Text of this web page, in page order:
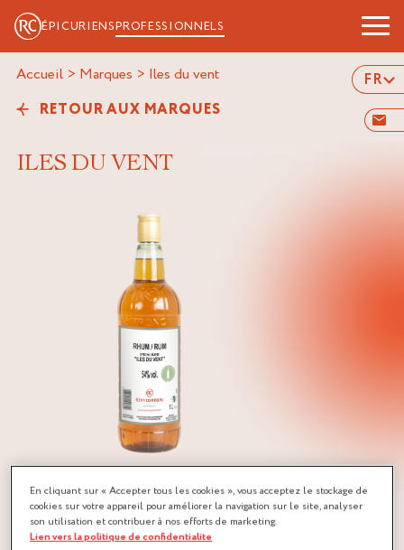
ÉPICURIENSPROFESSIONNELS
FR
Accueil > Marques > iles du vent
RETOUR AUX MARQUES
ILES DU VENT
des îles Caraïbes.
C’est dans cette région et plus particulièrement à la
Barbade, que toute l’histoire du rhum aurait commencé au
En cliquant sur « Accepter tous les cookies », vous acceptez le stockage de
cookies sur votre appareil pour améliorer la navigation sur le site, analyser
son utilisation et contribuer à nos efforts de marketing.
Lien vers la politique de confidentialite